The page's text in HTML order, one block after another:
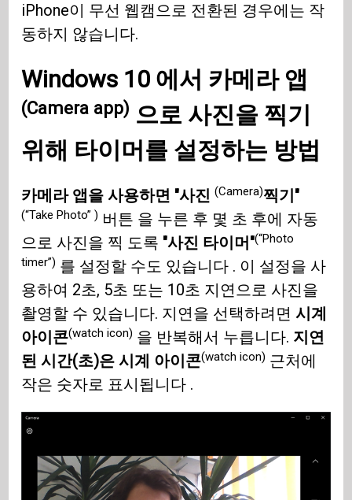
iPhone이 무선 웹캠으로 전환된 경우에는 작
동하지 않습니다.
Windows 10 에서 카메라 앱
(Camera app) 으로 사진을 찍기
위해 타이머를 설정하는 방법
카메라 앱을 사용하면 "사진(Camera)찍기"
(“Take Photo” ) 버튼 을 누른 후 몇 초 후에 자동
으로 사진을 찍 도록 "사진 타이머"(“Photo
timer”) 를 설정할 수도 있습니다 . 이 설정을 사
용하여 2초, 5초 또는 10초 지연으로 사진을
촬영할 수 있습니다. 지연을 선택하려면시계
아이콘(watch icon) 을 반복해서 누릅니다. 지연
된 시간(초)은 시계 아이콘(watch icon) 근처에
작은 숫자로 표시됩니다 .